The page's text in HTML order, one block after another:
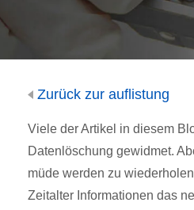
Zurück zur auflistung
Viele der Artikel in diesem
Datenlöschung gewidmet.
müde werden zu
Zeitalter Informationen das